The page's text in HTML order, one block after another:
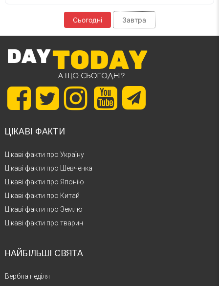
Сьогодні Завтра
ЦІКАВІ ФАКТИ
Цікаві факти про Україну
Цікаві факти про Шевченка
Цікаві факти про Японію
Цікаві факти про Китай
Цікаві факти про Землю
Цікаві факти про тварин
НАЙБІЛЬШІ СВЯТА
Вербна неділя